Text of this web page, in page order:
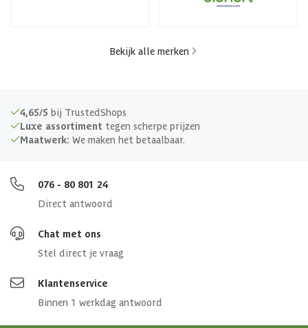
Bekijk alle merken
4,65/5 bij TrustedShops
Luxe assortiment tegen scherpe prijzen
Maatwerk: We maken het betaalbaar.
076 - 80 801 24
Direct antwoord
Chat met ons
Stel direct je vraag
Klantenservice
Binnen 1 werkdag antwoord